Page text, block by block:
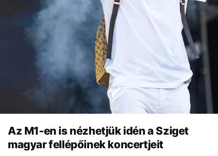
Az M1-en is nézhetjük idén a Sziget
magyar fellépőinek koncertjeit